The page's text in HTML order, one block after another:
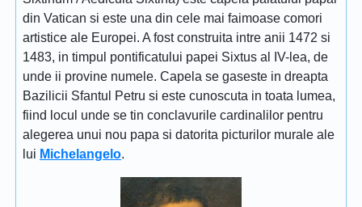
din Vatican si este una din cele mai faimoase comori
artistice ale Europei. A fost construita intre anii 1472 si
1483, in timpul pontificatului papei Sixtus al IV-lea, de
unde ii provine numele. Capela se gaseste in dreapta
Bazilicii Sfantul Petru si este cunoscuta in toata lumea,
fiind locul unde se tin conclavurile cardinalilor pentru
alegerea unui nou papa si datorita picturilor murale ale
lui Michelangelo.